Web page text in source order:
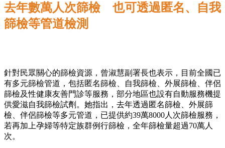
去年數萬人次篩檢 也可透過匿名、自我
篩檢等管道檢測
針對民眾關心的篩檢資源，曾淑慧副署長也表示，目前全國已
有多元篩檢管道，包括匿名篩檢、自我篩檢、外展篩檢、伴侶
篩檢及性健康友善門診等服務，部分地區也設有自動服務機提
供愛滋自我篩檢試劑。她指出，去年透過匿名篩檢、外展篩
檢、伴侶篩檢等多元管道，已提供約39萬8000人次篩檢服務，
若再加上孕婦等特定族群例行篩檢，全年篩檢量超過70萬人
次。